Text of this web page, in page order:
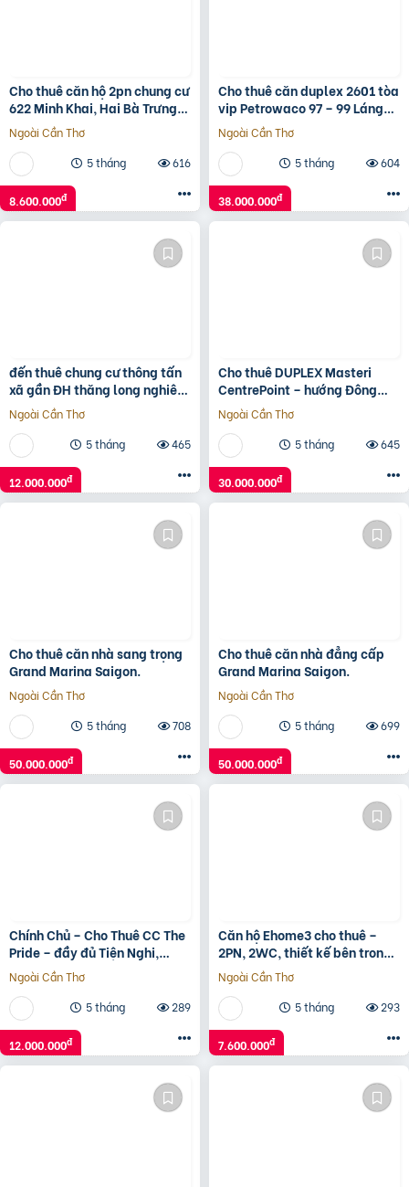
Cho thuê căn hộ 2pn chung cư
622 Minh Khai, Hai Bà Trưng.
Giá 8.x Triệu
Ngoài Cần Thơ
5 tháng
616
8.600.000đ
Cho thuê căn duplex 2601 tòa
vip Petrowaco 97 – 99 Láng
Hạ tặng nội thất sang trọng
tiêu chuẩn 5*
Ngoài Cần Thơ
5 tháng
604
38.000.000đ
đến thuê chung cư thông tấn
xã gần ĐH thăng long nghiêm
xuân yêm
Ngoài Cần Thơ
5 tháng
465
12.000.000đ
Cho thuê DUPLEX Masteri
CentrePoint – hướng Đông
Nam, căn góc phù hợp ở vừa
kinh doanh
Ngoài Cần Thơ
5 tháng
645
30.000.000đ
Cho thuê căn nhà sang trọng
Grand Marina Saigon.
Ngoài Cần Thơ
5 tháng
708
50.000.000đ
Cho thuê căn nhà đẳng cấp
Grand Marina Saigon.
Ngoài Cần Thơ
5 tháng
699
50.000.000đ
Chính Chủ – Cho Thuê CC The
Pride – đầy đủ Tiện Nghi,
75m2, 12 Triệu VND, 2PN,
2WC, Hà Đông, Hà Nội
Ngoài Cần Thơ
5 tháng
289
12.000.000đ
Căn hộ Ehome3 cho thuê –
2PN, 2WC, thiết kế bên trong
đầy đủ, dọn vào ở ngay – giá
7.6 triệu
Ngoài Cần Thơ
5 tháng
293
7.600.000đ